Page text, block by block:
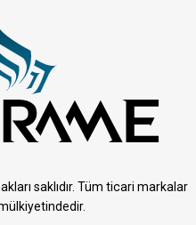
saklıdır. Tüm ticari markalar